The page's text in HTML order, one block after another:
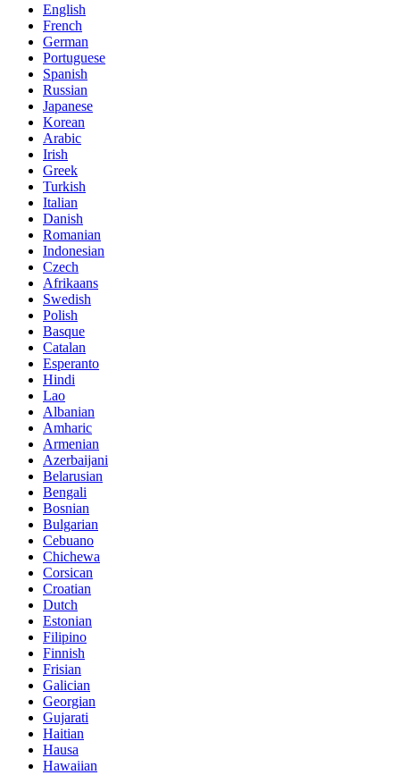
English
French
German
Portuguese
Spanish
Russian
Japanese
Korean
Arabic
Irish
Greek
Turkish
Italian
Danish
Romanian
Indonesian
Czech
Afrikaans
Swedish
Polish
Basque
Catalan
Esperanto
Hindi
Lao
Albanian
Amharic
Armenian
Azerbaijani
Belarusian
Bengali
Bosnian
Bulgarian
Cebuano
Chichewa
Corsican
Croatian
Dutch
Estonian
Filipino
Finnish
Frisian
Galician
Georgian
Gujarati
Haitian
Hausa
Hawaiian